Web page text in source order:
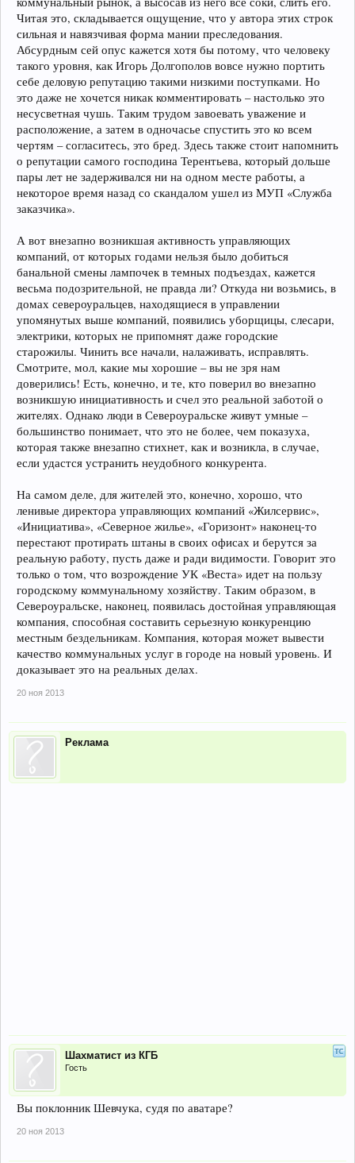
Читая это, складывается ощущение, что у автора этих строк
сильная и навязчивая форма мании преследования.
Абсурдным сей опус кажется хотя бы потому, что человеку
такого уровня, как Игорь Долгополов вовсе нужно портить
себе деловую репутацию такими низкими поступками. Но
это даже не хочется никак комментировать – настолько это
несусветная чушь. Таким трудом завоевать уважение и
расположение, а затем в одночасье спустить это ко всем
чертям – согласитесь, это бред. Здесь также стоит напомнить
о репутации самого господина Терентьева, который дольше
пары лет не задерживался ни на одном месте работы, а
некоторое время назад со скандалом ушел из МУП «Служба
заказчика».
А вот внезапно возникшая активность управляющих
компаний, от которых годами нельзя было добиться
банальной смены лампочек в темных подъездах, кажется
весьма подозрительной, не правда ли? Откуда ни возьмись, в
домах североуральцев, находящиеся в управлении
упомянутых выше компаний, появились уборщицы, слесари,
электрики, которых не припомнят даже городские
старожилы. Чинить все начали, налаживать, исправлять.
Смотрите, мол, какие мы хорошие – вы не зря нам
доверились! Есть, конечно, и те, кто поверил во внезапно
возникшую инициативность и счел это реальной заботой о
жителях. Однако люди в Североуральске живут умные –
большинство понимает, что это не более, чем показуха,
которая также внезапно стихнет, как и возникла, в случае,
если удастся устранить неудобного конкурента.
На самом деле, для жителей это, конечно, хорошо, что
ленивые директора управляющих компаний «Жилсервис»,
«Инициатива», «Северное жилье», «Горизонт» наконец-то
перестают протирать штаны в своих офисах и берутся за
реальную работу, пусть даже и ради видимости. Говорит это
только о том, что возрождение УК «Веста» идет на пользу
городскому коммунальному хозяйству. Таким образом, в
Североуральске, наконец, появилась достойная управляющая
компания, способная составить серьезную конкуренцию
местным бездельникам. Компания, которая может вывести
качество коммунальных услуг в городе на новый уровень. И
доказывает это на реальных делах.
20 ноя 2013
Реклама
Шахматист из КГБ
Гость
Вы поклонник Шевчука, судя по аватаре?
20 ноя 2013